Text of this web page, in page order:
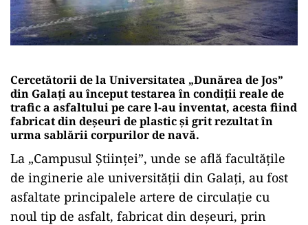
Cercetătorii de la Universitatea „Dunărea de Jos”
din Galați au început testarea în condiții reale de
trafic a asfaltului pe care l-au inventat, acesta fiind
fabricat din deșeuri de plastic și grit rezultat în
urma sablării corpurilor de navă.
La „Campusul Științei”, unde se află facultățile
de inginerie ale universității din Galați, au fost
asfaltate principalele artere de circulație cu
noul tip de asfalt, fabricat din deșeuri, prin